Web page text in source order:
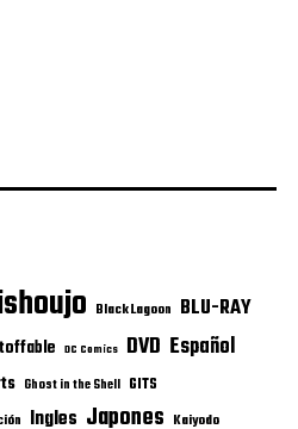
Black Lagoon BLU-RAY
DC Comics DVD Español
Ghost in the Shell GITS
Ingles Japones Kaiyodo